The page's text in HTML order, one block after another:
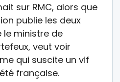
sur RMC, alors que
publie les deux
le ministre de
veut voir
qui suscite un vif
française.